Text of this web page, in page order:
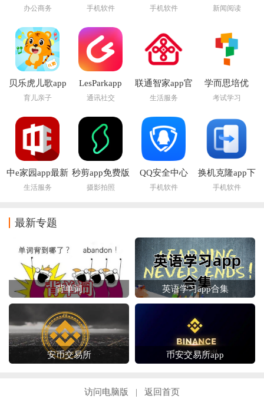
载
办公商务
官方最新版本
手机软件
方版下载
手机软件
载安装官方版
新闻阅读
贝乐虎儿歌app
育儿亲子
LesParkapp
通讯社交
联通智家app官
方正版
生活服务
学而思培优
考试学习
中e家园app最新
版下载安装
生活服务
秒剪app免费版
摄影拍照
QQ安全中心
2026最新版本
手机软件
换机克隆app下
载
手机软件
最新专题
背单词 英语学习app合集
安币交易所 币安交易所app
访问电脑版 返回首页